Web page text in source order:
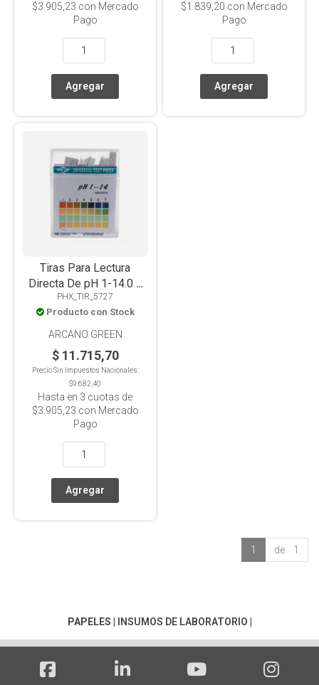
$3.905,23 con Mercado
Pago
$1.839,20 con Mercado
Pago
Tiras Para Lectura
Directa De pH 1-14.0 x
100 Tiras (Comparador
de 4 colores)
PHX_TIR_5727
Producto con Stock
ARCANO GREEN
$ 11.715,70
Precio Sin Impuestos Nacionales:
$9.682,40
Hasta en 3 cuotas de
$3.905,23 con Mercado
Pago
1 de 1
PAPELES INSUMOS DE LABORATORIO